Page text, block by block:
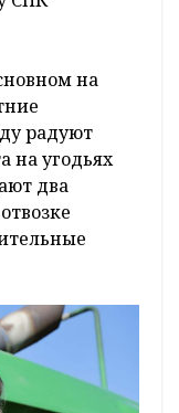
на
радуют
на угодьях
два